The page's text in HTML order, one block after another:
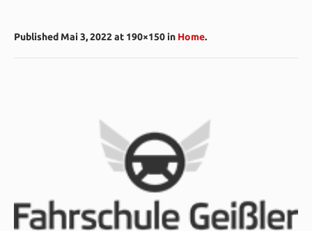
Published Mai 3, 2022at 190×150 in Home.